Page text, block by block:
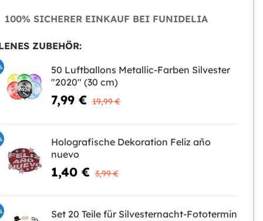
100% SICHERER EINKAUF BEI FUNIDELIA
ZUBEHÖR:
50 Luftballons Metallic-Farben Silvester
"2020" (30 cm)
7,99 € 19,99 €
Holografische Dekoration Feliz año
nuevo
1,40 € 3,99 €
Set 20 Teile für Silvesternacht-Fototermin